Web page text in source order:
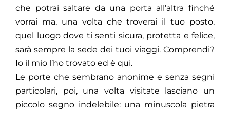
che potrai saltare da una porta all’altra finché
vorrai ma, una volta che troverai il tuo posto,
quel luogo dove ti senti sicura, protetta e felice,
sarà sempre la sede dei tuoi viaggi. Comprendi?
Io il mio l’ho trovato ed è qui.
Le porte che sembrano anonime e senza segni
particolari, poi, una volta visitate lasciano un
piccolo segno indelebile: una minuscola pietra